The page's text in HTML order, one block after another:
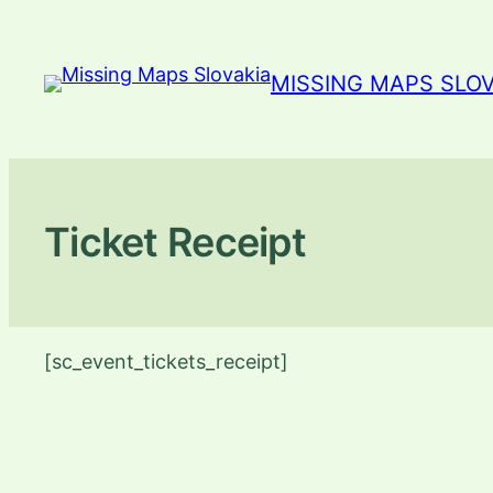
obsah
MISSING MAPS
Ticket Receipt
[sc_event_tickets_receipt]